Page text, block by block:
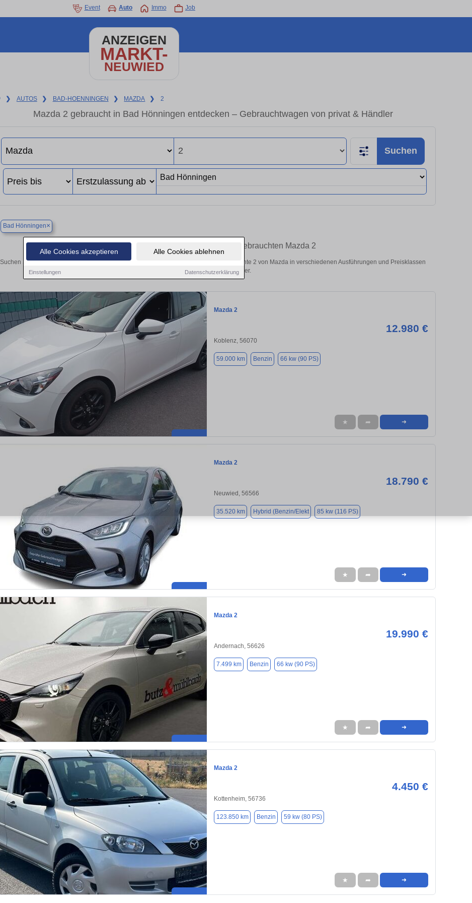
Alle Cookies akzeptieren Alle Cookies ablehnen
Einstellungen Datenschutzerklärung
Event Auto Immo Job
ANZEIGEN
MARKT-
NEUWIED
❯ AUTOS ❯ BAD-HOENNINGEN ❯ MAZDA ❯ 2
Mazda 2 gebraucht in Bad Hönningen entdecken – Gebrauchtwagen von privat & Händler
Suchen
Bad Hönningen×
Finden Sie in Bad Hönningen Ihren gebrauchten Mazda 2
Suchen Sie in Bad Hönningen einen Mazda 2 Gebrauchtwagen? Entdecken Sie gebrauchte 2 von Mazda in verschiedenen Ausführungen und Preisklassen
von privat und vom Händler.
Mazda 2
12.980 €
Koblenz, 56070
59.000 km Benzin 66 kw (90 PS)
★ ➦ ➜
Mazda 2
18.790 €
Neuwied, 56566
35.520 km Hybrid (Benzin/Elekt 85 kw (116 PS)
★ ➦ ➜
Mazda 2
19.990 €
Andernach, 56626
7.499 km Benzin 66 kw (90 PS)
★ ➦ ➜
Mazda 2
4.450 €
Kottenheim, 56736
123.850 km Benzin 59 kw (80 PS)
★ ➦ ➜